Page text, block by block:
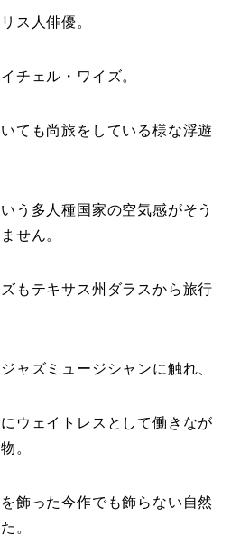
ス人俳優。
チェル・ワイズ。
ても尚旅をしている様な浮遊
う多人種国家の空気感がそう
せん。
もテキサス州ダラスから旅行
ャズミュージシャンに触れ、
ウェイトレスとして働きなが
。
飾った今作でも飾らない自然
。